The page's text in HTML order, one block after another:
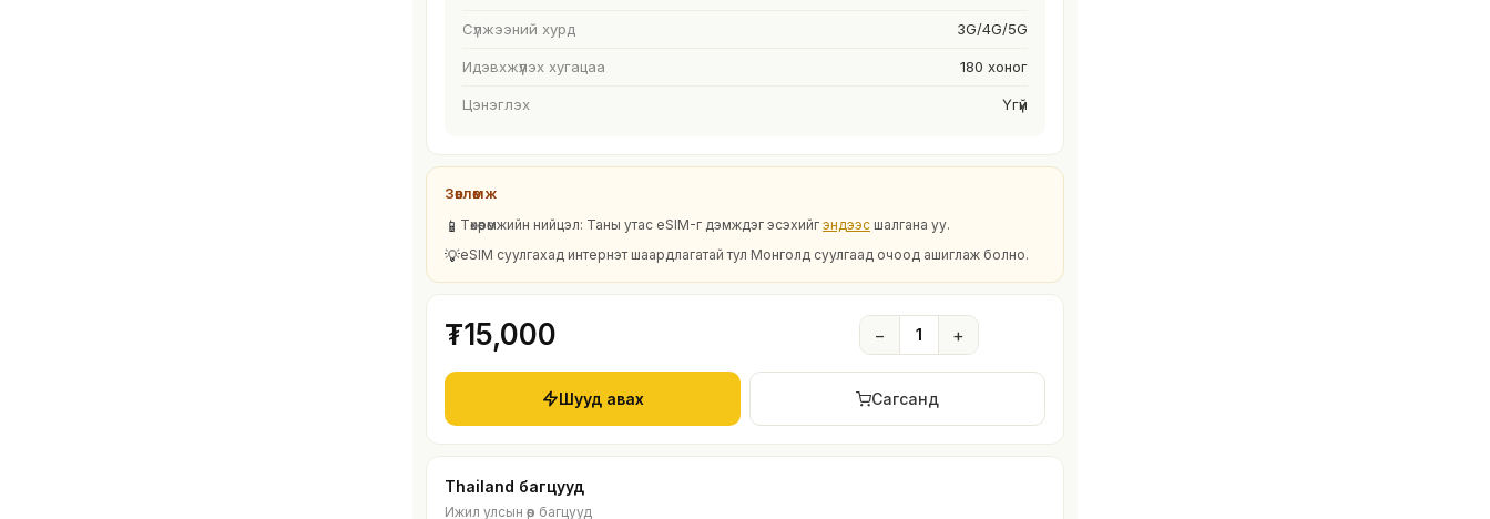
Сүлжээний хурд 3G/4G/5G
Идэвхжүүлэх хугацаа 180 хоног
Цэнэглэх Үгүй
Зөвлөмж
📱 Төхөөрөмжийн нийцэл: Таны утас eSIM-г дэмждэг эсэхийг эндээс шалгана уу.
💡eSIM суулгахад интернэт шаардлагатай тул Монголд суулгаад очоод ашиглаж болно.
₮15,000 − 1 +
Шууд авах Сагсанд
Thailand багцууд
Ижил улсын өөр багцууд